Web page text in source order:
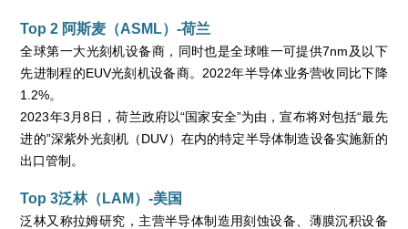
Top 2 阿斯麦（ASML）-荷兰
全球第一大光刻机设备商，同时也是全球唯一可提供7nm及以下
先进制程的EUV光刻机设备商。2022年半导体业务营收同比下降
1.2%。
2023年3月8日，荷兰政府以“国家安全”为由，宣布将对包括“最先
进的”深紫外光刻机（DUV）在内的特定半导体制造设备实施新的
出口管制。
Top 3泛林（LAM）-美国
泛林又称拉姆研究，主营半导体制造用刻蚀设备、薄膜沉积设备